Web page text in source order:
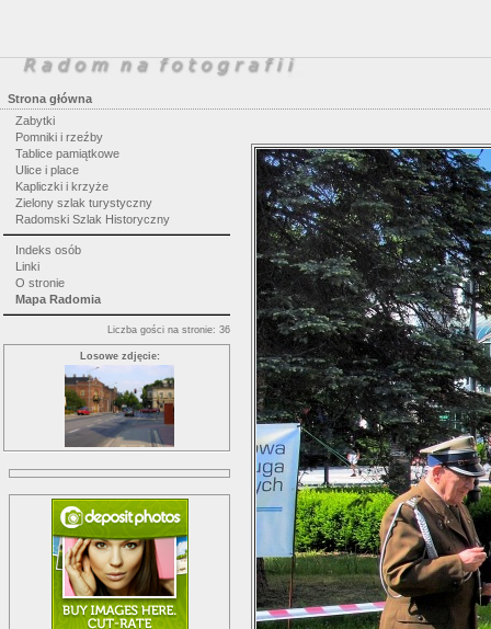
Strona główna
Zabytki
Pomniki i rzeźby
Tablice pamiątkowe
Ulice i place
Kapliczki i krzyże
Zielony szlak turystyczny
Radomski Szlak Historyczny
Indeks osób
Linki
O stronie
Mapa Radomia
Liczba gości na stronie: 36
Losowe zdjęcie: